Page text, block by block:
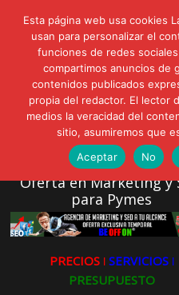
lunes,
AVISPEX PLUS FORTE
dañar el entorno
LIVAM estrena Agua de Sal
Ultravioleta Radio, Cómo una
conquistó a miles de oyentes
IA: Su importancia en las redes
Gravatar: Tu Huella Digital en
Oferta en Marketing y
para Pymes
PRECIOS ǀ SERVICIOS ǀ
PRESUPUESTO
Esta página web usa cookies
usan para personalizar el
funciones de redes
compartimos anuncios de
contenidos publicados
propia del redactor. El lector
medios la veracidad del
sitio, asumiremos que
Aceptar
No